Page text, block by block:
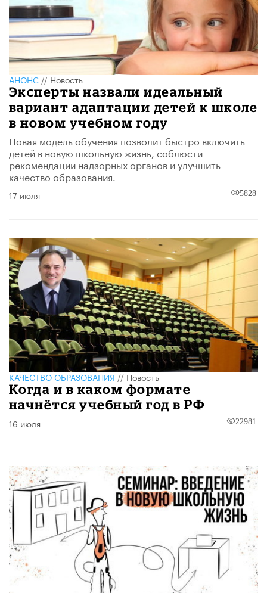
АНОНС//Новость
Эксперты назвали идеальный
вариант адаптации детей к школе
в новом учебном году
Новая модель обучения позволит быстро включить
детей в новую школьную жизнь, соблюсти
рекомендации надзорных органов и улучшить
качество образования.
17 июля 5828
КАЧЕСТВО ОБРАЗОВАНИЯ//Новость
Когда и в каком формате
начнётся учебный год в РФ
16 июля 22981